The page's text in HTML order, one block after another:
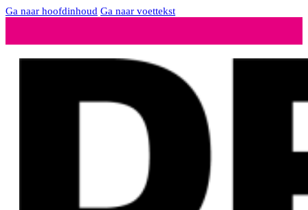
Ga naar hoofdinhoud Ga naar voettekst